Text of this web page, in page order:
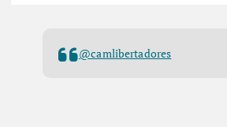
@camlibertadores